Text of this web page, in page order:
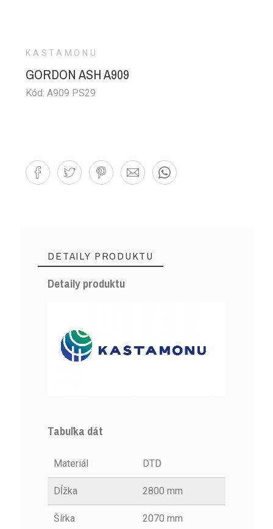
KASTAMONU
GORDON ASH A909
Kód: A909 PS29
DETAILY PRODUKTU
Detaily produktu
Tabuľka dát
Materiál DTD
Dĺžka 2800 mm
Šírka 2070 mm